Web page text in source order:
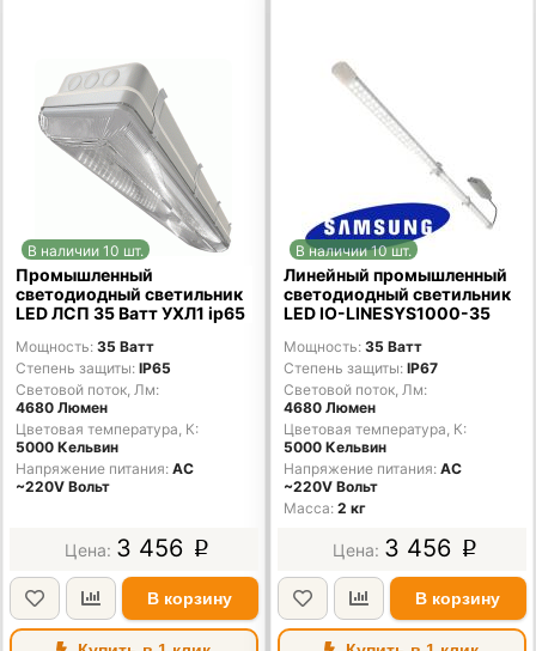
В наличии 10 шт.
Промышленный
светодиодный светильник
LED ЛСП 35 Ватт УХЛ1 ip65
Мощность 35 Ватт
Степень защиты IP65
Световой поток, Лм
4680 Люмен
Цветовая температура, К
5000 Кельвин
Напряжение питания AC
~220V Вольт
3 456 p
В корзину
В наличии 10 шт.
Линейный промышленный
светодиодный светильник
LED IO-LINESYS1000-35
Мощность 35 Ватт
Степень защиты IP67
Световой поток, Лм
4680 Люмен
Цветовая температура, К
5000 Кельвин
Напряжение питания AC
~220V Вольт
Масса 2 кг
3 456 p
В корзину